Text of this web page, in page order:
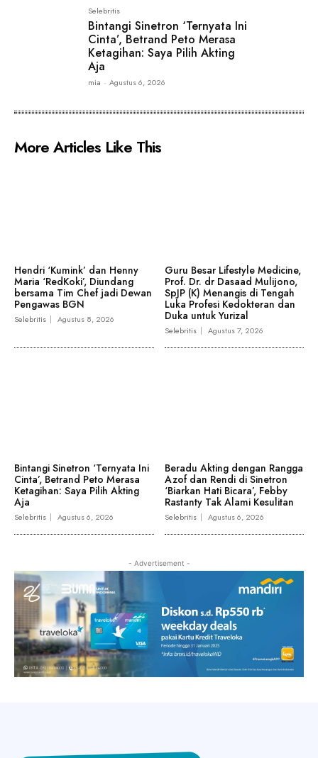
Selebritis
Bintangi Sinetron ‘Ternyata Ini
Cinta’, Betrand Peto Merasa
Ketagihan: Saya Pilih Akting
Aja
mia - Agustus 6, 2026
More Articles Like This
Hendri ‘Kumink’ dan Henny
Maria ‘RedKoki’, Diundang
bersama Tim Chef jadi Dewan
Pengawas BGN
Selebritis Agustus 8, 2026
Guru Besar Lifestyle Medicine,
Prof. Dr. dr Dasaad Mulijono,
SpJP (K) Menangis di Tengah
Luka Profesi Kedokteran dan
Duka untuk Yurizal
Selebritis Agustus 7, 2026
Bintangi Sinetron ‘Ternyata Ini
Cinta’, Betrand Peto Merasa
Ketagihan: Saya Pilih Akting
Aja
Selebritis Agustus 6, 2026
Beradu Akting dengan Rangga
Azof dan Rendi di Sinetron
‘Biarkan Hati Bicara’, Febby
Rastanty Tak Alami Kesulitan
Selebritis Agustus 6, 2026
- Advertisement -